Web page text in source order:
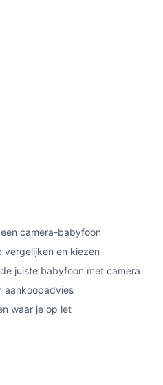
camera-babyfoon
vergelijken en kiezen
juiste babyfoon met camera
aankoopadvies
waar je op let